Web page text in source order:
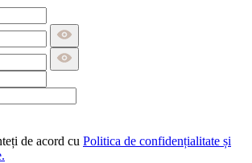
de acord cu Politica de confidențialitate și